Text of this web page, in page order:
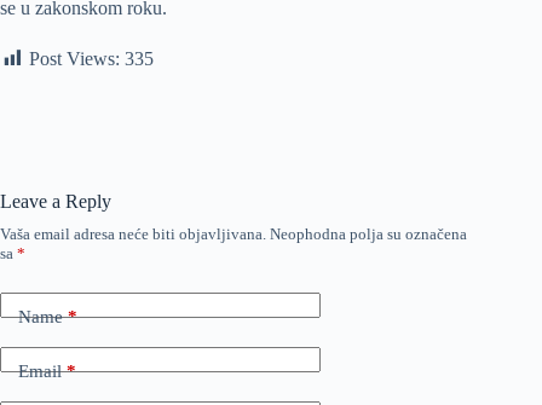
se u zakonskom roku.
Post Views: 335
Leave a Reply
Vaša email adresa neće biti objavljivana. Neophodna polja su označena
sa *
Name*
Email*